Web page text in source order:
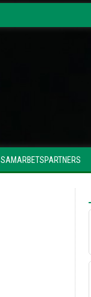
SAMARBETSPARTNERS